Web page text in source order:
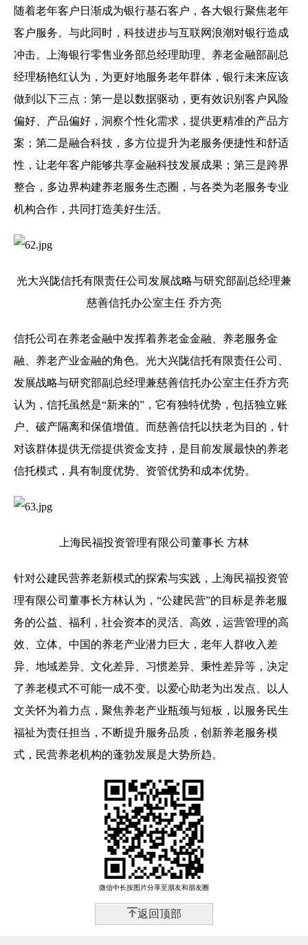
随着老年客户日渐成为银行基石客户，各大银行聚焦老年
客户服务。与此同时，科技进步与互联网浪潮对银行造成
冲击。上海银行零售业务部总经理助理、养老金融部副总
经理杨艳红认为，为更好地服务老年群体，银行未来应该
做到以下三点：第一是以数据驱动，更有效识别客户风险
偏好、产品偏好，洞察个性化需求，提供更精准的产品方
案；第二是融合科技，多方位提升为老服务便捷性和舒适
性，让老年客户能够共享金融科技发展成果；第三是跨界
整合，多边界构建养老服务生态圈，与各类为老服务专业
机构合作，共同打造美好生活。
光大兴陇信托有限责任公司发展战略与研究部副总经理兼
慈善信托办公室主任 乔方亮
信托公司在养老金融中发挥着养老金金融、养老服务金
融、养老产业金融的角色。光大兴陇信托有限责任公司、
发展战略与研究部副总经理兼慈善信托办公室主任乔方亮
认为，信托虽然是“新来的”，它有独特优势，包括独立账
户、破产隔离和保值增值。而慈善信托以扶老为目的，针
对该群体提供无偿提供资金支持，是目前发展最快的养老
信托模式，具有制度优势、资管优势和成本优势。
上海民福投资管理有限公司董事长 方林
针对公建民营养老新模式的探索与实践，上海民福投资管
理有限公司董事长方林认为，“公建民营”的目标是养老服
务的公益、福利，社会资本的灵活、高效，运营管理的高
效、立体。中国的养老产业潜力巨大，老年人群收入差
异、地域差异、文化差异、习惯差异、秉性差异等，决定
了养老模式不可能一成不变。以爱心助老为出发点、以人
文关怀为着力点，聚焦养老产业瓶颈与短板，以服务民生
福祉为责任担当，不断提升服务品质，创新养老服务模
式，民营养老机构的蓬勃发展是大势所趋。
微信中长按图片分享至朋友和朋友圈
返回顶部